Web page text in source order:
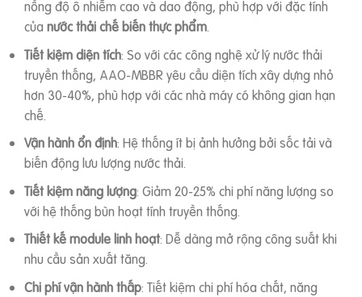
nồng độ ô nhiễm cao và dao động, phù hợp với đặc tính
của nước thải chế biến thực phẩm.
Tiết kiệm diện tích: So với các công nghệ xử lý nước thải
truyền thống, AAO-MBBR yêu cầu diện tích xây dựng nhỏ
hơn 30-40%, phù hợp với các nhà máy có không gian hạn
chế.
Vận hành ổn định: Hệ thống ít bị ảnh hưởng bởi sốc tải và
biến động lưu lượng nước thải.
Tiết kiệm năng lượng: Giảm 20-25% chi phí năng lượng so
với hệ thống bùn hoạt tính truyền thống.
Thiết kế module linh hoạt: Dễ dàng mở rộng công suất khi
nhu cầu sản xuất tăng.
Chi phí vận hành thấp: Tiết kiệm chi phí hóa chất, năng